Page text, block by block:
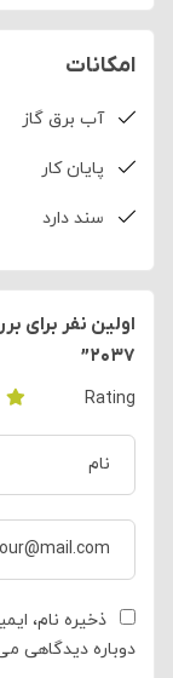
امکانات
آب برق گاز
پایان کار
سند دارد
۲۰۳۷”
Rating
ذخیره نام،
دوباره دیدگاهی